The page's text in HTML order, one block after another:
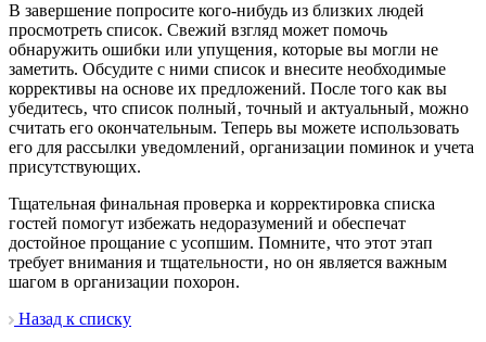
В завершение попросите кого-нибудь из близких людей
просмотреть список. Свежий взгляд может помочь
обнаружить ошибки или упущения‚ которые вы могли не
заметить. Обсудите с ними список и внесите необходимые
коррективы на основе их предложений. После того как вы
убедитесь‚ что список полный‚ точный и актуальный‚ можно
считать его окончательным. Теперь вы можете использовать
его для рассылки уведомлений‚ организации поминок и учета
присутствующих.
Тщательная финальная проверка и корректировка списка
гостей помогут избежать недоразумений и обеспечат
достойное прощание с усопшим. Помните‚ что этот этап
требует внимания и тщательности‚ но он является важным
шагом в организации похорон.
Назад к списку